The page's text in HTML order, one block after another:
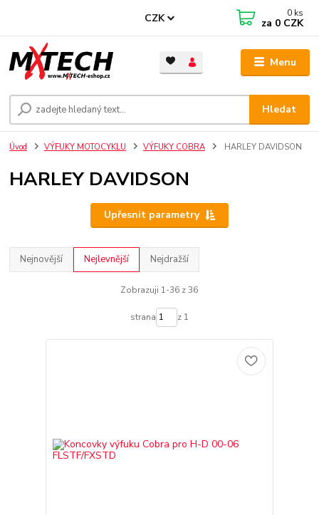
Menu
CZK
Hledat
0 ks
za 0 CZK
Úvod VÝFUKY MOTOCYKLU VÝFUKY COBRA HARLEY DAVIDSON
HARLEY DAVIDSON
Upřesnit parametry
Nejnovější Nejlevnější Nejdražší
Zobrazuji 1-36 z 36
strana z 1